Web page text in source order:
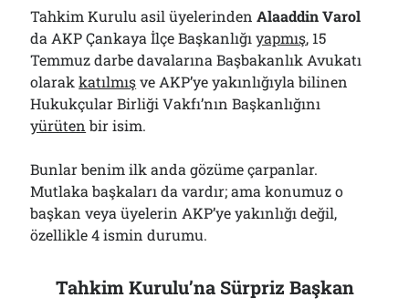
Tahkim Kurulu asil üyelerindenAlaaddin Varol
da AKP Çankaya İlçe Başkanlığıyapmış, 15
Temmuz darbe davalarına Başbakanlık Avukatı
olarakkatılmışve AKP’ye yakınlığıyla bilinen
Hukukçular Birliği Vakfı’nın Başkanlığını
yürüten bir isim.
Bunlar benim ilk anda gözüme çarpanlar.
Mutlaka başkaları da vardır; ama konumuz o
başkan veya üyelerin AKP’ye yakınlığı değil,
özellikle 4 ismin durumu.
Tahkim Kurulu’na Sürpriz Başkan